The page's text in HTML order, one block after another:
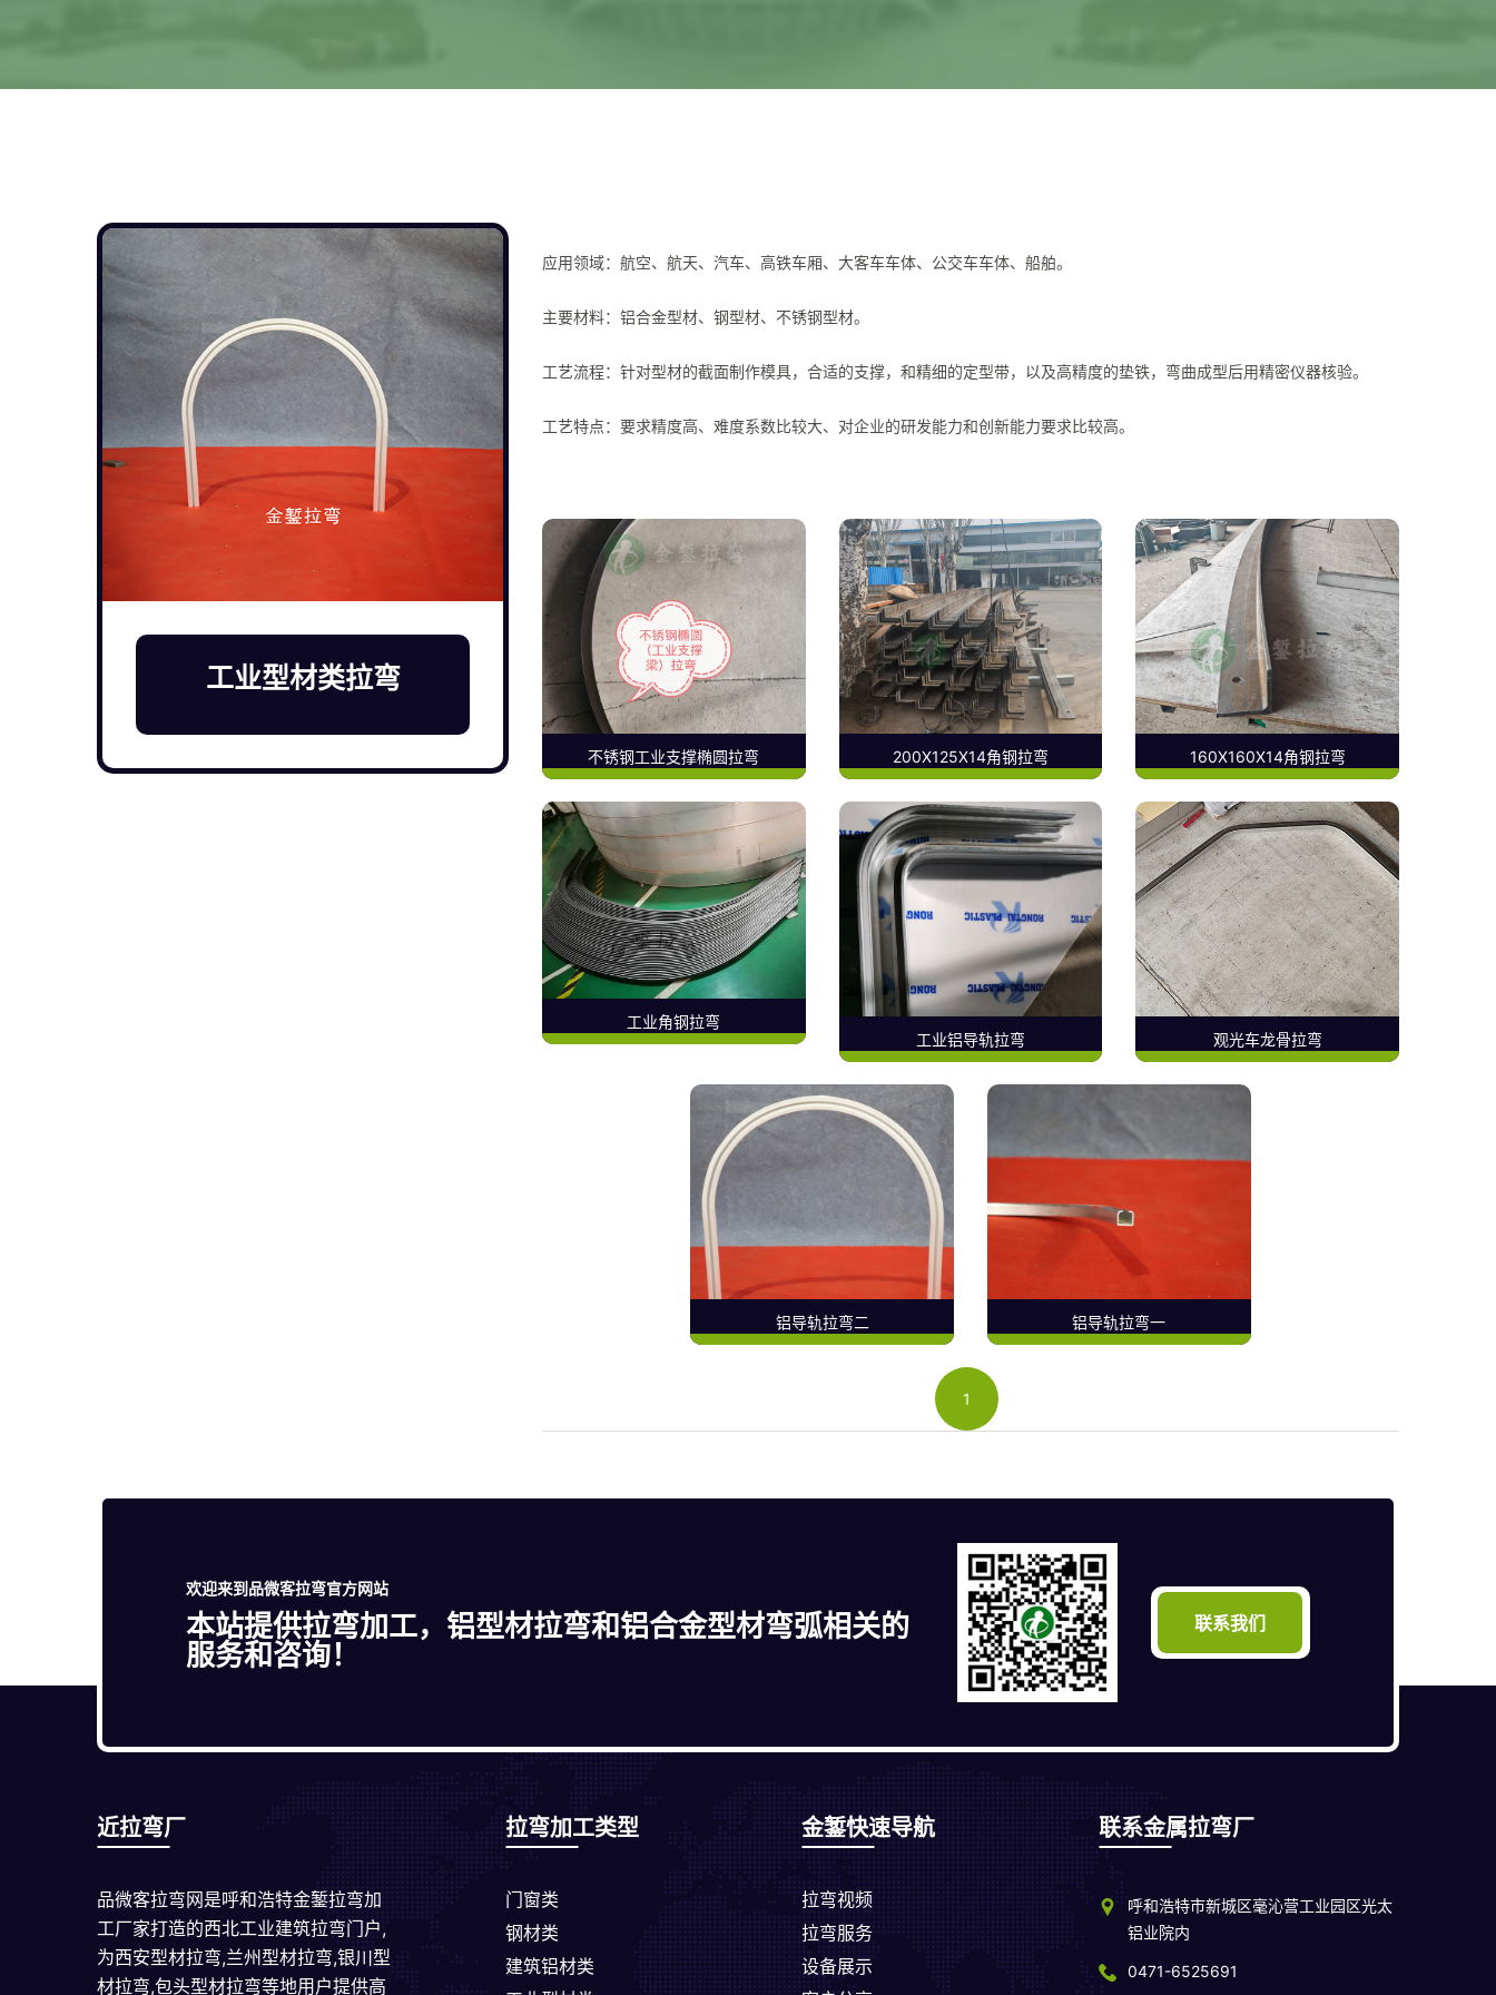
工业型材类拉弯
应用领域：航空、航天、汽车、高铁车厢、大客车车体、公交车车体、船舶。
主要材料：铝合金型材、钢型材、不锈钢型材。
工艺流程：针对型材的截面制作模具，合适的支撑，和精细的定型带，以及高精度的垫铁，弯曲成型后用精密仪器核验。
工艺特点：要求精度高、难度系数比较大、对企业的研发能力和创新能力要求比较高。
不锈钢工业支撑椭圆拉弯 200X125X14角钢拉弯 160X160X14角钢拉弯
工业角钢拉弯
工业铝导轨拉弯
观光车龙骨拉弯
铝导轨拉弯二 铝导轨拉弯一
1
欢迎来到品微客拉弯官方网站
本站提供拉弯加工，铝型材拉弯和铝合金型材弯弧相关的
服务和咨询！
联系我们
近拉弯厂
品微客拉弯网是呼和浩特金錾拉弯加
工厂家打造的西北工业建筑拉弯门户,
为西安型材拉弯,兰州型材拉弯,银川型
材拉弯,包头型材拉弯等地用户提供高
拉弯加工类型
门窗类
钢材类
建筑铝材类
金錾快速导航
拉弯视频
拉弯服务
设备展示
联系金属拉弯厂
呼和浩特市新城区毫沁营工业园区光太
铝业院内
0471-6525691